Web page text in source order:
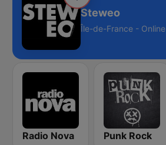
Steweo
Île-de-France - Online
Radio Nova Punk Rock